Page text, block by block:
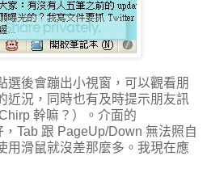
選後會蹦出小視窗，可以觀看朋
近況，同時也有及時提示朋友訊
幹嘛？）。介面的
Tab 跟 PageUp/Down 無法照自
用滑鼠就沒差那麼多。我現在應